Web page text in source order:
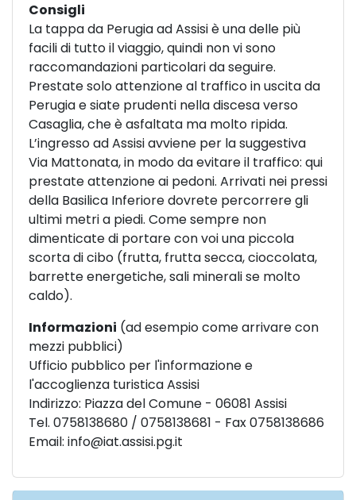
Consigli
La tappa da Perugia ad Assisi è una delle più
facili di tutto il viaggio, quindi non vi sono
raccomandazioni particolari da seguire.
Prestate solo attenzione al traffico in uscita da
Perugia e siate prudenti nella discesa verso
Casaglia, che è asfaltata ma molto ripida.
L’ingresso ad Assisi avviene per la suggestiva
Via Mattonata, in modo da evitare il traffico: qui
prestate attenzione ai pedoni. Arrivati nei pressi
della Basilica Inferiore dovrete percorrere gli
ultimi metri a piedi. Come sempre non
dimenticate di portare con voi una piccola
scorta di cibo (frutta, frutta secca, cioccolata,
barrette energetiche, sali minerali se molto
caldo).
Informazioni (ad esempio come arrivare con
mezzi pubblici)
Ufficio pubblico per l'informazione e
l'accoglienza turistica Assisi
Indirizzo: Piazza del Comune - 06081 Assisi
Tel. 0758138680 / 0758138681 - Fax 0758138686
Email: info@iat.assisi.pg.it